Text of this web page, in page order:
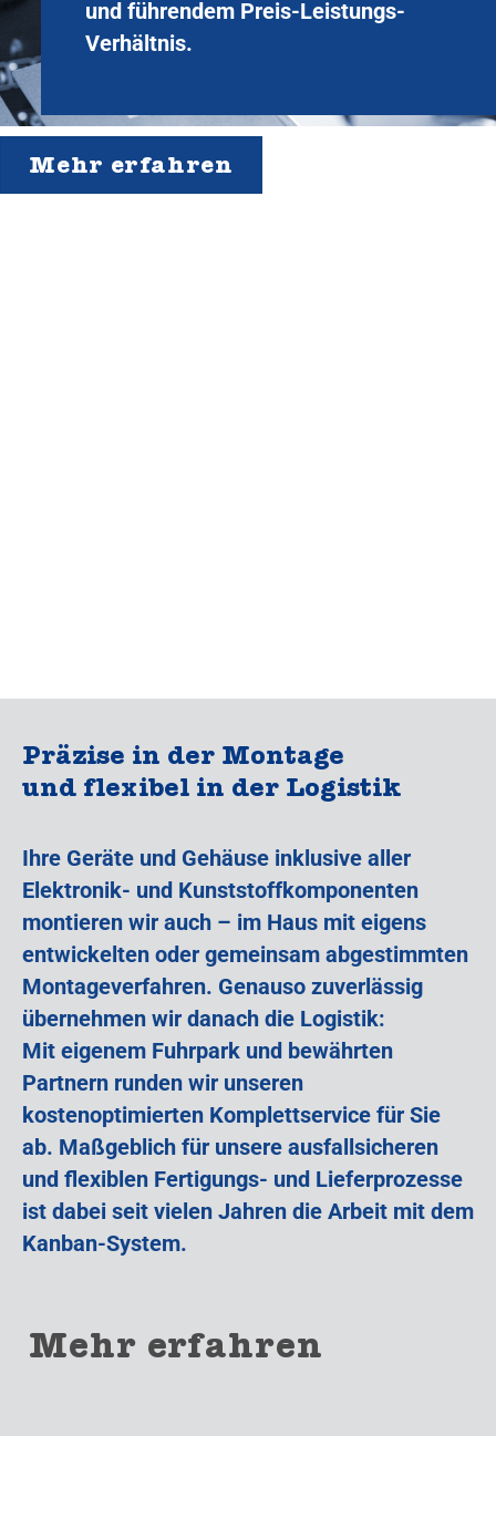
und führendem Preis-Leistungs-
Verhältnis.
Mehr erfahren
Präzise in der Montage
und flexibel in der Logistik
Ihre Geräte und Gehäuse inklusive aller
Elektronik- und Kunststoffkomponenten
montieren wir auch – im Haus mit eigens
entwickelten oder gemeinsam abgestimmten
Montageverfahren. Genauso zuverlässig
übernehmen wir danach die Logistik:
Mit eigenem Fuhrpark und bewährten
Partnern runden wir unseren
kostenoptimierten Komplettservice für Sie
ab. Maßgeblich für unsere ausfallsicheren
und flexiblen Fertigungs- und Lieferprozesse
ist dabei seit vielen Jahren die Arbeit mit dem
Kanban-System.
Mehr erfahren